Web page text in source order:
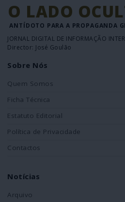
O LADO
ANTÍDOTO PARA A PROPAGANDA
JORNAL DIGITAL DE INFORMAÇÃO
Director: José Goulão
Sobre Nós
Quem Somos
Ficha Técnica
Estatuto Editorial
Política de Privacidade
Contactos
Notícias
Arquivo